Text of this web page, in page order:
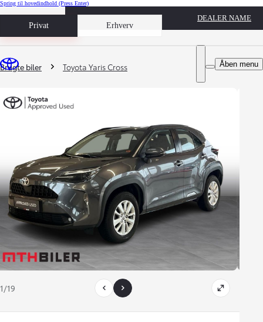
Spring til hovedindhold (Press Enter)
Privat Erhverv
Book prøvetur
DEALER NAME
Åben menu
Du er her
Brugte biler Toyota Yaris Cross
1/19